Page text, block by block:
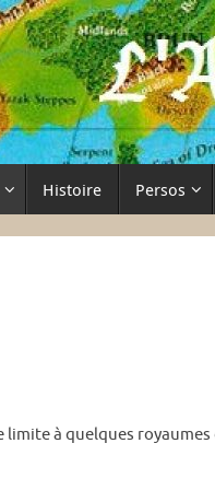
Histoire Persos
limite à quelques